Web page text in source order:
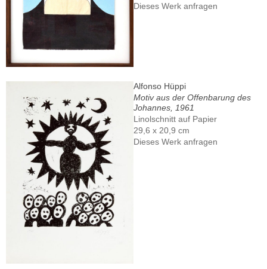
Dieses Werk anfragen
Alfonso Hüppi
Motiv aus der Offenbarung des
Johannes, 1961
Linolschnitt auf Papier
29,6 x 20,9 cm
Dieses Werk anfragen